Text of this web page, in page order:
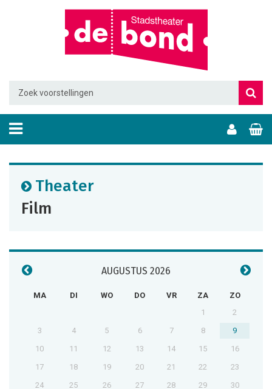
Theater
Film
AUGUSTUS 2026
MA DI WO DO VR ZA
ZO
1
2
3
4 5 6 7 8
9
10
11 12 13 14 15
16
17
18 19 20 21 22
23
24
25 26 27 28 29
30